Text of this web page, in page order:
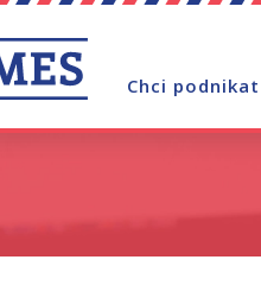
Chci podnikat